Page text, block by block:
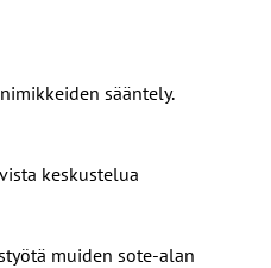
sääntely.
keskustelua
muiden sote-alan